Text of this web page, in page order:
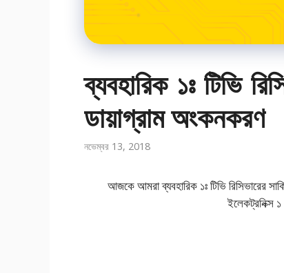
ব্যবহারিক ১ঃ টিভি
ডায়াগ্রাম অংকনকরণ
নভেম্বর 13, 2018
আজকে আমরা ব্যবহারিক ১ঃ টিভি রিসিভারের
ইলেকট্রনিক্স